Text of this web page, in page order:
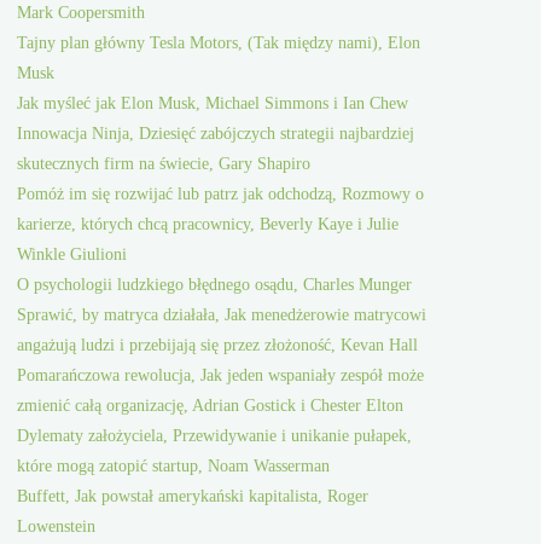
Mark Coopersmith
Tajny plan główny Tesla Motors, (Tak między nami), Elon
Musk
Jak myśleć jak Elon Musk, Michael Simmons i Ian Chew
Innowacja Ninja, Dziesięć zabójczych strategii najbardziej
skutecznych firm na świecie, Gary Shapiro
Pomóż im się rozwijać lub patrz jak odchodzą, Rozmowy o
karierze, których chcą pracownicy, Beverly Kaye i Julie
Winkle Giulioni
O psychologii ludzkiego błędnego osądu, Charles Munger
Sprawić, by matryca działała, Jak menedżerowie matrycowi
angażują ludzi i przebijają się przez złożoność, Kevan Hall
Pomarańczowa rewolucja, Jak jeden wspaniały zespół może
zmienić całą organizację, Adrian Gostick i Chester Elton
Dylematy założyciela, Przewidywanie i unikanie pułapek,
które mogą zatopić startup, Noam Wasserman
Buffett, Jak powstał amerykański kapitalista, Roger
Lowenstein